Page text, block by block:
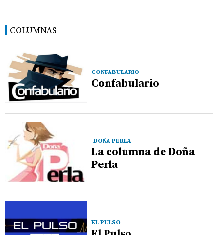
COLUMNAS
CONFABULARIO
Confabulario
DOÑA PERLA
La columna de Doña
Perla
EL PULSO